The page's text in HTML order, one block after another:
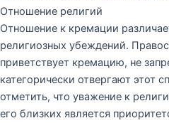
Отношение религий
Отношение к кремации
религиозных убеждений.
приветствует кремацию, не
категорически отвергают этот
отметить, что уважение к
его близких является